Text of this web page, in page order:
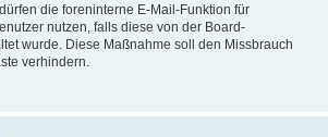
die foreninterne E-Mail-Funktion für
nutzen, falls diese von der Board-
wurde. Diese Maßnahme soll den Missbrauch
verhindern.